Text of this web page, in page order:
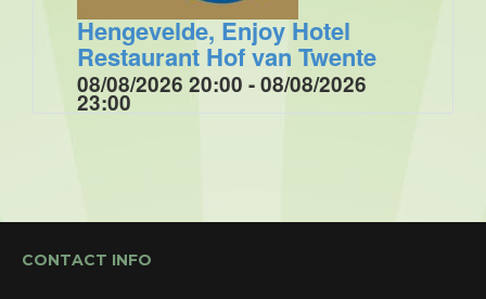
Hengevelde, Enjoy Hotel
Restaurant Hof van Twente
08/08/2026 20:00 - 08/08/2026
23:00
CONTACT INFO